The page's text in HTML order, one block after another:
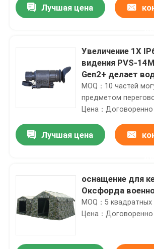
Лучшая цена
Увеличение 1X
видения PVS-
Gen2+ делает
MOQ：10 частей
предметом
Цена：Договоренно
Лучшая цена
оснащение для
Оксфорда
MOQ：5
Цена：Договоренно